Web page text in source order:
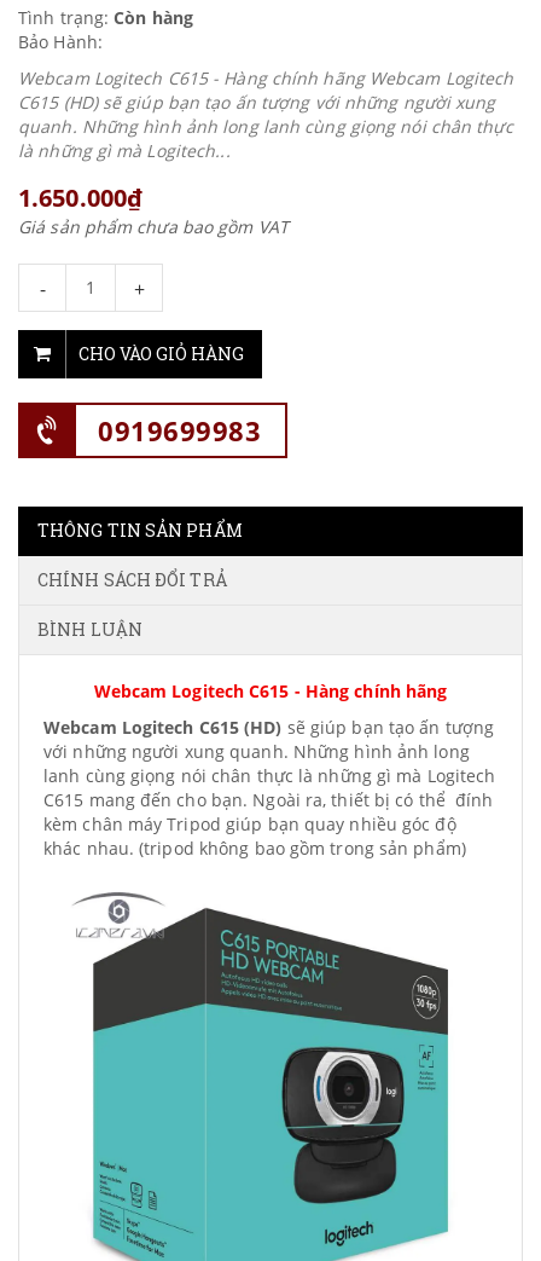
Tình trạng: Còn hàng
Bảo Hành:
Webcam Logitech C615 - Hàng chính hãng Webcam Logitech
C615 (HD) sẽ giúp bạn tạo ấn tượng với những người xung
quanh. Những hình ảnh long lanh cùng giọng nói chân thực
là những gì mà Logitech...
1.650.000₫
Giá sản phẩm chưa bao gồm VAT
- +
CHO VÀO GIỎ HÀNG
0919699983
THÔNG TIN SẢN PHẨM
CHÍNH SÁCH ĐỔI TRẢ
BÌNH LUẬN
Webcam Logitech C615 - Hàng chính hãng
Webcam Logitech C615 (HD) sẽ giúp bạn tạo ấn tượng
với những người xung quanh. Những hình ảnh long
lanh cùng giọng nói chân thực là những gì mà Logitech
C615 mang đến cho bạn. Ngoài ra, thiết bị có thể đính
kèm chân máy Tripod giúp bạn quay nhiều góc độ
khác nhau. (tripod không bao gồm trong sản phẩm)